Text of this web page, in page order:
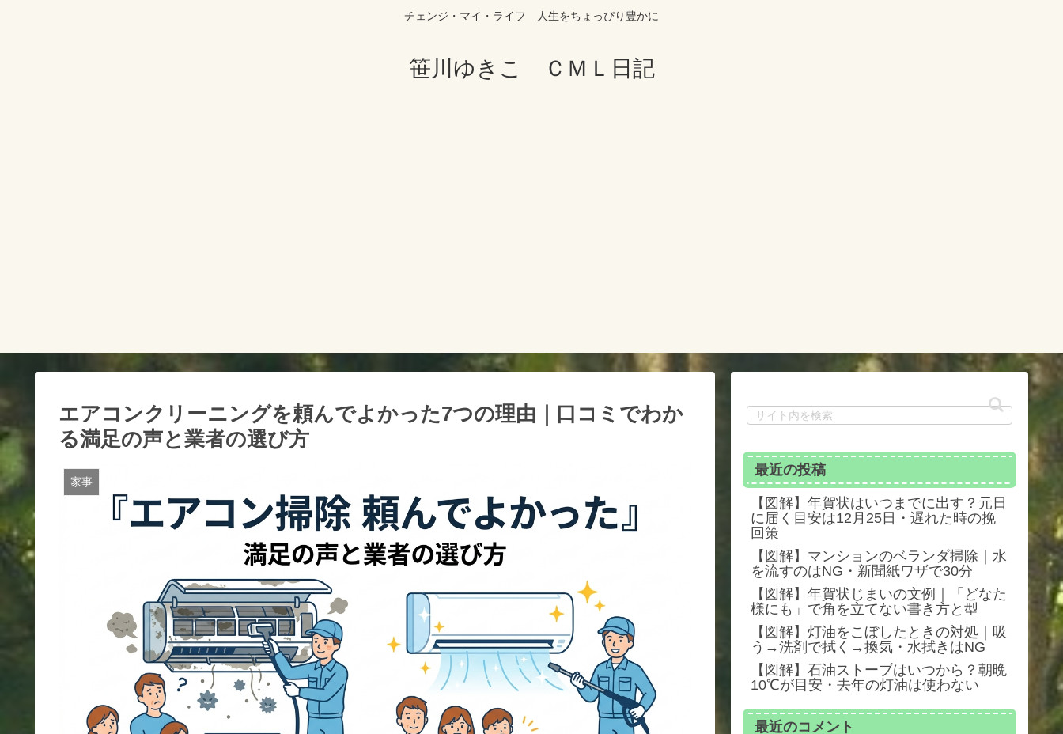
チェンジ・マイ・ライフ 人生をちょっぴり豊かに
笹川ゆきこ ＣＭＬ日記
エアコンクリーニングを頼んでよかった7つの理由｜口コミでわか
る満足の声と業者の選び方
家事
最近の投稿
【図解】年賀状はいつまでに出す？元日
に届く目安は12月25日・遅れた時の挽
回策
【図解】マンションのベランダ掃除｜水
を流すのはNG・新聞紙ワザで30分
【図解】年賀状じまいの文例｜「どなた
様にも」で角を立てない書き方と型
【図解】灯油をこぼしたときの対処｜吸
う→洗剤で拭く→換気・水拭きはNG
【図解】石油ストーブはいつから？朝晩
10℃が目安・去年の灯油は使わない
最近のコメント